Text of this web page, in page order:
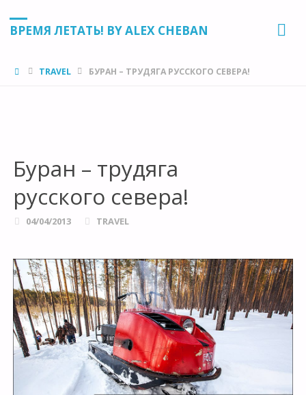
ВРЕМЯ ЛЕТАТЬ! BY ALEX CHEBAN
HOMETRAVEL БУРАН – ТРУДЯГА РУССКОГО СЕВЕРА!
Буран – трудяга
русского севера!
04/04/2013 TRAVEL